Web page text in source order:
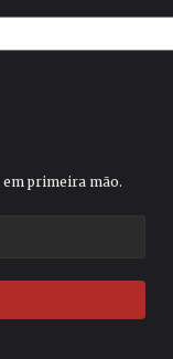
primeira mão.